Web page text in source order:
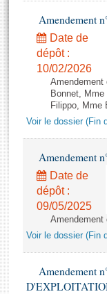
Projets de loi
Propositions de loi
Amendements
Textes adoptés
Rapports
Rapports
Rapports sur
Baromètre de
Dossiers
Budget et
Questions
Comptes rendus
Histoire
Juniors
Anciennes
Liens vers les
Contacts et
Photos libres
Amendement
Date de
dépôt :
10/02/2026
Bonnet,
Filippo, Mme
Voir le dossier (Fin
Amendement
Date de
dépôt :
09/05/2025
Amendement
Voir le dossier (Fin
Amendement